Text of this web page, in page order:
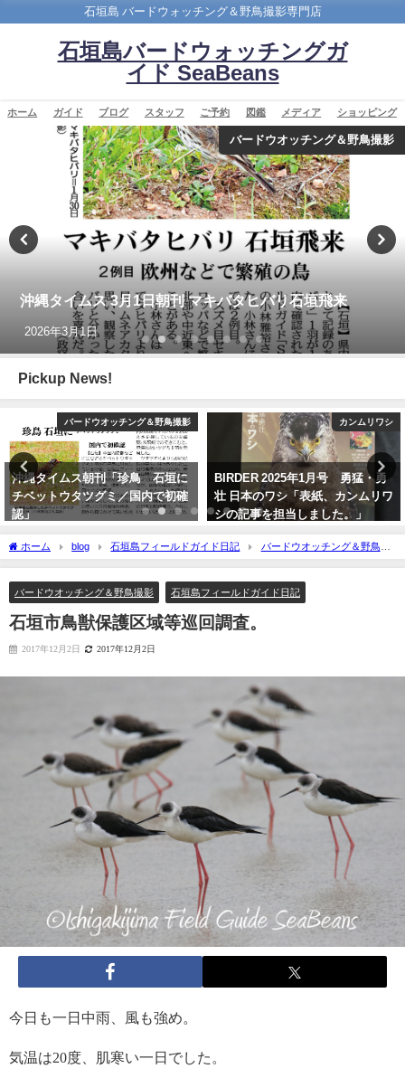
石垣島 バードウォッチング＆野鳥撮影専門店
石垣島バードウォッチングガ
イド SeaBeans
ホーム ガイド ブログ スタッフ ご予約 図鑑 メディア ショッピング
カンムリワシ
BIRDER 2025年1月号 勇猛・勇壮 日本のワシ「表
紙、カンムリワシの記事を担当しました。」
2024年12月16日
Pickup News!
カンムリワシ
BIRDER 2025年1月号 勇猛・勇
壮 日本のワシ「表紙、カンムリワ
シの記事を担当しました。」
バードウオッチング＆野鳥撮影
沖縄タイムス3月24日朝刊掲載
「石垣に迷鳥確認 ３例目 ノド
アカツグミ」
ホーム blog 石垣島フィールドガイド日記
バードウオッチング＆野鳥撮
影
石垣市鳥獣保護区域等巡回調査。
バードウオッチング＆野鳥撮影 石垣島フィールドガイド日記
石垣市鳥獣保護区域等巡回調査。
2017年12月2日 2017年12月2日
今日も一日中雨、風も強め。
気温は20度、肌寒い一日でした。